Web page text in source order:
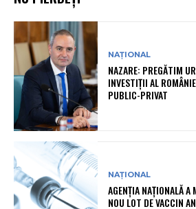
NAȚIONAL
NAZARE: PREGĂTIM
INVESTIȚII AL
PUBLIC-PRIVAT
NAȚIONAL
AGENȚIA NAȚIONALĂ
NOU LOT DE VACCIN